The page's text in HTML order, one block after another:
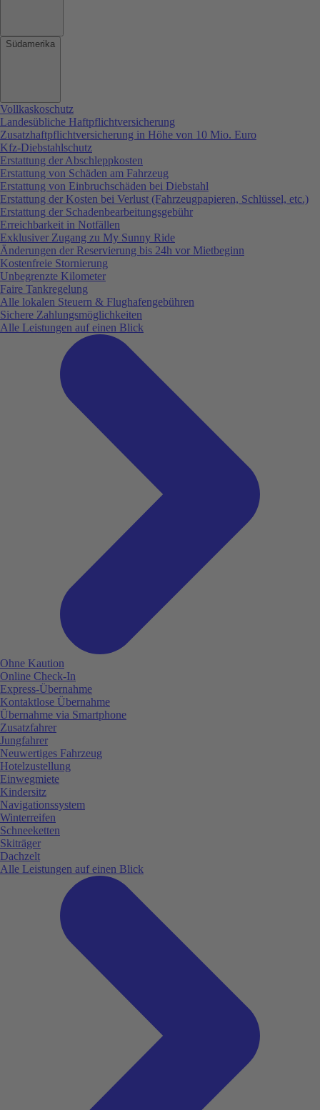
Südamerika
Vollkaskoschutz
Landesübliche Haftpflichtversicherung
Zusatzhaftpflichtversicherung in Höhe von 10 Mio. Euro
Kfz-Diebstahlschutz
Erstattung der Abschleppkosten
Erstattung von Schäden am Fahrzeug
Erstattung von Einbruchschäden bei Diebstahl
Erstattung der Kosten bei Verlust (Fahrzeugpapieren, Schlüssel, etc.)
Erstattung der Schadenbearbeitungsgebühr
Erreichbarkeit in Notfällen
Exklusiver Zugang zu My Sunny Ride
Änderungen der Reservierung bis 24h vor Mietbeginn
Kostenfreie Stornierung
Unbegrenzte Kilometer
Faire Tankregelung
Alle lokalen Steuern & Flughafengebühren
Sichere Zahlungsmöglichkeiten
Alle Leistungen auf einen Blick
Ohne Kaution
Online Check-In
Express-Übernahme
Kontaktlose Übernahme
Übernahme via Smartphone
Zusatzfahrer
Jungfahrer
Neuwertiges Fahrzeug
Hotelzustellung
Einwegmiete
Kindersitz
Navigationssystem
Winterreifen
Schneeketten
Skiträger
Dachzelt
Alle Leistungen auf einen Blick